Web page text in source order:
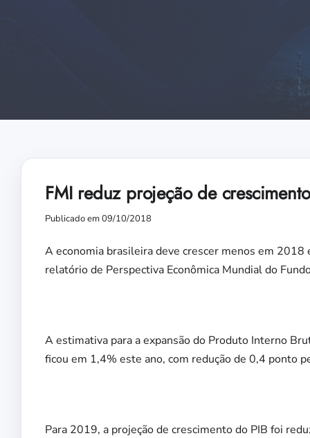
FMI reduz projeção de
Publicado em 09/10/2018
A economia brasileira deve crescer menos em 2018
relatório de Perspectiva Econômica Mundial do
A estimativa para a expansão do Produto Interno
ficou em 1,4% este ano, com redução de 0,4 ponto
Para 2019, a projeção de crescimento do PIB foi